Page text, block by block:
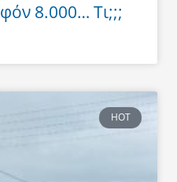
8.000… Τι;;;
HOT